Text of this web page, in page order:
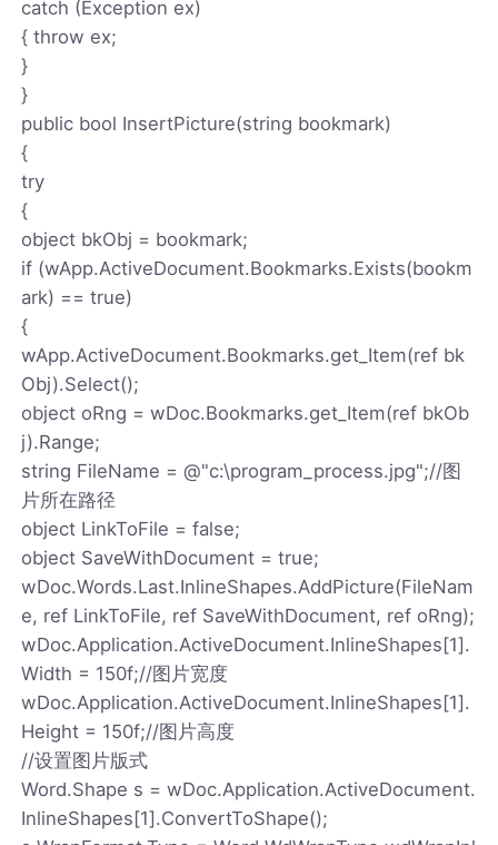
catch (Exception ex)
{ throw ex;
}
}
public bool InsertPicture(string bookmark)
{
try
{
object bkObj = bookmark;
if (wApp.ActiveDocument.Bookmarks.Exists(bookm
ark) == true)
{
wApp.ActiveDocument.Bookmarks.get_Item(ref bk
Obj).Select();
object oRng = wDoc.Bookmarks.get_Item(ref bkOb
j).Range;
string FileName = @"c:\program_process.jpg";//图
片所在路径
object LinkToFile = false;
object SaveWithDocument = true;
wDoc.Words.Last.InlineShapes.AddPicture(FileNam
e, ref LinkToFile, ref SaveWithDocument, ref oRng);
wDoc.Application.ActiveDocument.InlineShapes[1].
Width = 150f;//图片宽度
wDoc.Application.ActiveDocument.InlineShapes[1].
Height = 150f;//图片高度
//设置图片版式
Word.Shape s = wDoc.Application.ActiveDocument.
InlineShapes[1].ConvertToShape();